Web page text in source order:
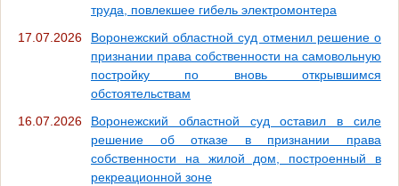
труда, повлекшее гибель электромонтера
17.07.2026
Воронежский областной суд отменил решение о
признании права собственности на самовольную
постройку по вновь открывшимся
обстоятельствам
16.07.2026
Воронежский областной суд оставил в силе
решение об отказе в признании права
собственности на жилой дом, построенный в
рекреационной зоне